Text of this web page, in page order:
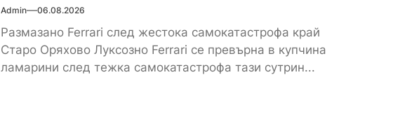
Admin 06.08.2026
Размазано Ferrari след жестока самокатастрофа край
Старо Оряхово Луксозно Ferrari се превърна в купчина
ламарини след тежка самокатастрофа тази сутрин...